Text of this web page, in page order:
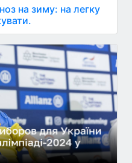
на зиму: на легку